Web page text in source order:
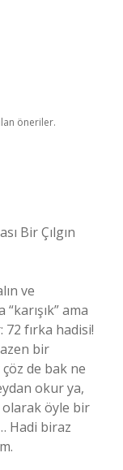
öneriler.
Bir Çılgın
ve
ama
fırka hadisi!
bir
çöz de bak ne
okur ya,
olarak öyle bir
Hadi biraz